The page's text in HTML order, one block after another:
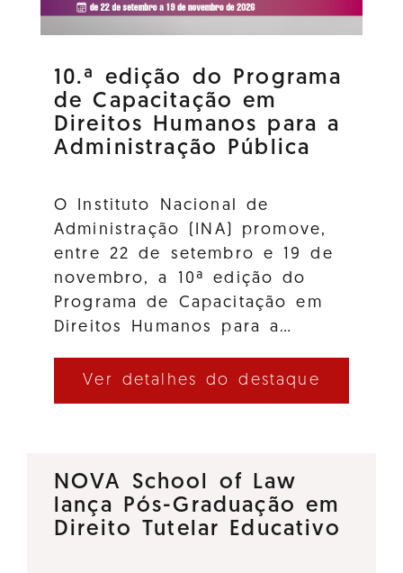
10.ª edição do Programa
de Capacitação em
Direitos Humanos para a
Administração Pública
O Instituto Nacional de
Administração (INA) promove,
entre 22 de setembro e 19 de
novembro, a 10ª edição do
Programa de Capacitação em
Direitos Humanos para a…
Ver detalhes do destaque
NOVA School of Law
lança Pós-Graduação em
Direito Tutelar Educativo